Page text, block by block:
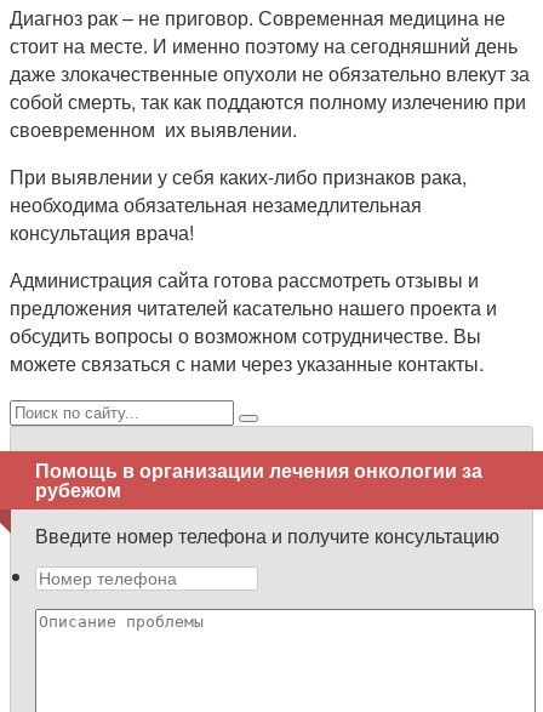
Диагноз рак – не приговор. Современная медицина не
стоит на месте. И именно поэтому на сегодняшний день
даже злокачественные опухоли не обязательно влекут за
собой смерть, так как поддаются полному излечению при
своевременном их выявлении.
При выявлении у себя каких-либо признаков рака,
необходима обязательная незамедлительная
консультация врача!
Администрация сайта готова рассмотреть отзывы и
предложения читателей касательно нашего проекта и
обсудить вопросы о возможном сотрудничестве. Вы
можете связаться с нами через указанные контакты.
Поиск:
Помощь в организации лечения онкологии за
рубежом
Введите номер телефона и получите консультацию